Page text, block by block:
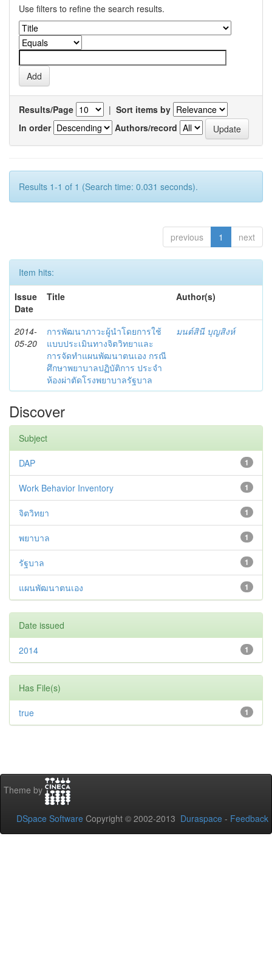
Use filters to refine the search results.
Results/Page | Sort items by
In order
Authors/record
Results 1-1 of 1 (Search time: 0.031 seconds).
previous 1 next
Item hits:
Issue
Date
Title Author(s)
2014-
05-20
การพัฒนาภาวะผู้นำโดยการใช้
แบบประเมินทางจิตวิทยาและ
การจัดทำแผนพัฒนาตนเอง กรณี
ศึกษาพยาบาลปฏิบัติการ ประจำ
ห้องผ่าตัดโรงพยาบาลรัฐบาล
มนต์สินี บุญสิงห์
Discover
Subject
1
DAP
1
Work Behavior Inventory
1
จิตวิทยา
1
พยาบาล
1
รัฐบาล
1
แผนพัฒนาตนเอง
Date issued
1
2014
Has File(s)
1
true
Theme by
DSpace Software Copyright © 2002-2013 Duraspace - Feedback